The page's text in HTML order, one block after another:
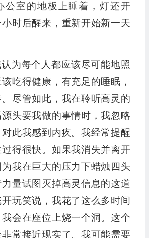
公室的地板上睡着，灯还开
时后醒来，重新开始新一天
为每个人都应该尽可能地照
吃得健康，有充足的睡眠，
尽管如此，我在聆听高灵的
头要我做的事情时，我忽略
此我感到内疚。我经常提醒
得很快。如果我消失并离开
我在巨大的压力下蜡烛四头
量试图灭掉高灵信息的这道
玩笑说，我花了这么多时间
会在座位上烧一个洞。这个
常接近现实了。我可能需要